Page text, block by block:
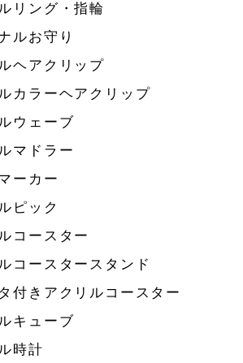
リング・指輪
ルお守り
ヘアクリップ
カラーヘアクリップ
ウェーブ
マドラー
ーカー
ピック
コースター
コースタースタンド
付きアクリルコースター
キューブ
時計